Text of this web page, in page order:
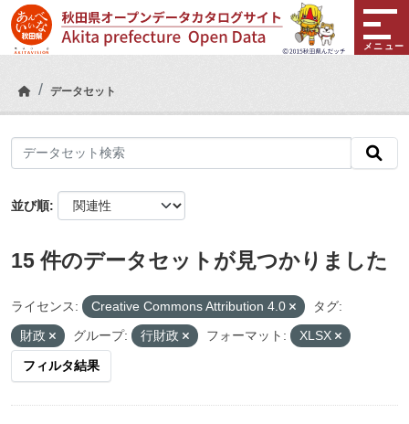
Skip to main content
メニュー
データセット
並び順
15 件のデータセットが見つかりました
ライセンス: Creative Commons Attribution 4.0
タグ:
財政
グループ: 行財政 フォーマット: XLSX
フィルタ結果